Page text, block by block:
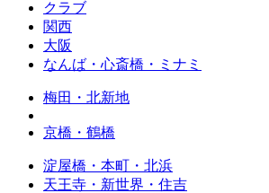
クラブ
関西
大阪
なんば・心斎橋・ミナミ
梅田・北新地
京橋・鶴橋
淀屋橋・本町・北浜
天王寺・新世界・住吉